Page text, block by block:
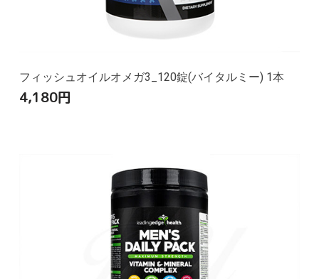
フィッシュオイルオメガ3_120錠(バイタルミー) 1本
4,180円